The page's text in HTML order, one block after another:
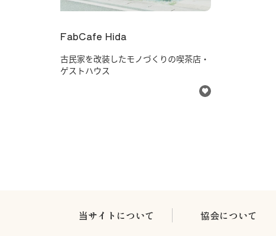
FabCafe Hida
古民家を改装したモノづくりの喫茶店・
ゲストハウス
当サイトについて 協会について